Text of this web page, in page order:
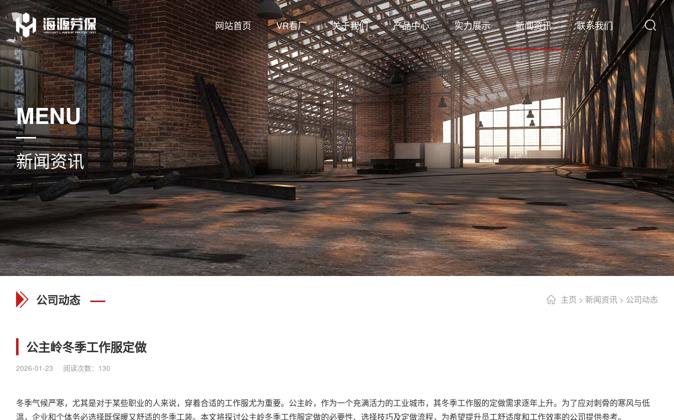
网站首页 VR看厂 关于我们 产品中心 实力展示 新闻资讯 联系我们
MENU
新闻资讯
主页 > 新闻资讯 > 公司动态
公司动态
公主岭冬季工作服定做
2026-01-23 阅读次数： 130
冬季气候严寒，尤其是对于某些职业的人来说，穿着合适的工作服尤为重要。公主岭，作为一个充满活力的工业城市，其冬季工作服的定做需求逐年上升。为了应对刺骨的寒风与低
温，企业和个体务必选择既保暖又舒适的冬季工装。本文将探讨公主岭冬季工作服定做的必要性、选择技巧及定做流程，为希望提升员工舒适度和工作效率的公司提供参考。